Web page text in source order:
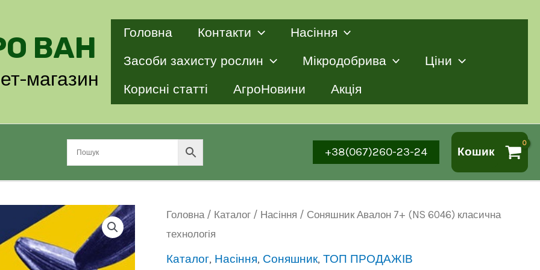
ВАН
магазин
Головна Контакти Насіння
Засоби захисту рослин Мікродобрива Ціни
Корисні статті АгроНовини Акція
+38(067)260-23-24 Кошик
Головна/ Каталог / Насіння / Соняшник Авалон 7+ (NS 6046) класична
технологія
Каталог, Насіння, Соняшник,ТОП ПРОДАЖІВ